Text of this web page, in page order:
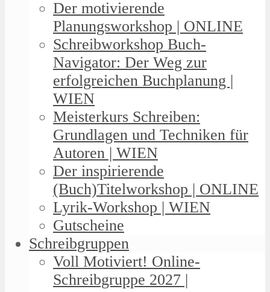
Der motivierende
Planungsworkshop | ONLINE
Schreibworkshop Buch-
Navigator: Der Weg zur
erfolgreichen Buchplanung |
WIEN
Meisterkurs Schreiben:
Grundlagen und Techniken für
Autoren | WIEN
Der inspirierende
(Buch)Titelworkshop | ONLINE
Lyrik-Workshop | WIEN
Gutscheine
Schreibgruppen
Voll Motiviert! Online-
Schreibgruppe 2027 |